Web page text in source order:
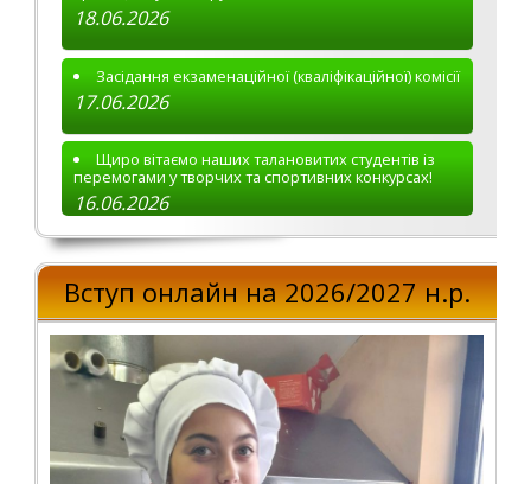
18.06.2026
Засідання екзаменаційної (кваліфікаційної) комісії
17.06.2026
Щиро вітаємо наших талановитих студентів із
перемогами у творчих та спортивних конкурсах!
16.06.2026
Вступ онлайн на 2026/2027 н.р.